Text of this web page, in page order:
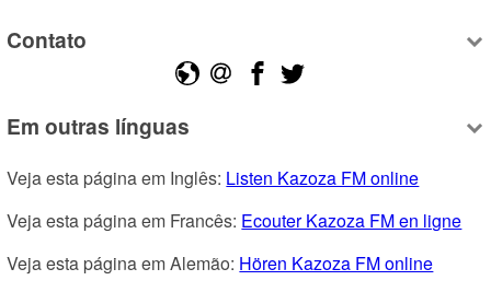
Contato
Em outras línguas
Veja esta página em Inglês: Listen Kazoza FM online
Veja esta página em Francês: Ecouter Kazoza FM en ligne
Veja esta página em Alemão: Hören Kazoza FM online